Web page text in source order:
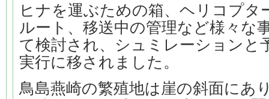
ヒナを運ぶための箱、ヘリコプタ
ルート、移送中の管理など様々な
て検討され、シュミレーションと
実行に移されました。
鳥島燕崎の繁殖地は崖の斜面にあ